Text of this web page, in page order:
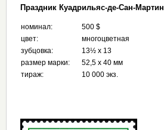
Праздник Куадрильяс-де-Сан-Мартин
номинал:
500 $
цвет:
многоцветная
зубцовка:
13½ х 13
размер марки:
52,5 x 40 мм
тираж:
10 000 экз.